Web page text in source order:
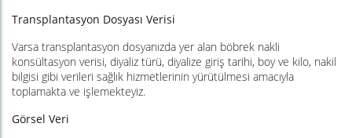
Transplantasyon Dosyası Verisi
Varsa transplantasyon dosyanızda yer alan böbrek nakli
konsültasyon verisi, diyaliz türü, diyalize giriş tarihi, boy ve kilo, nakil
bilgisi gibi verileri sağlık hizmetlerinin yürütülmesi amacıyla
toplamakta ve işlemekteyiz.
Görsel Veri